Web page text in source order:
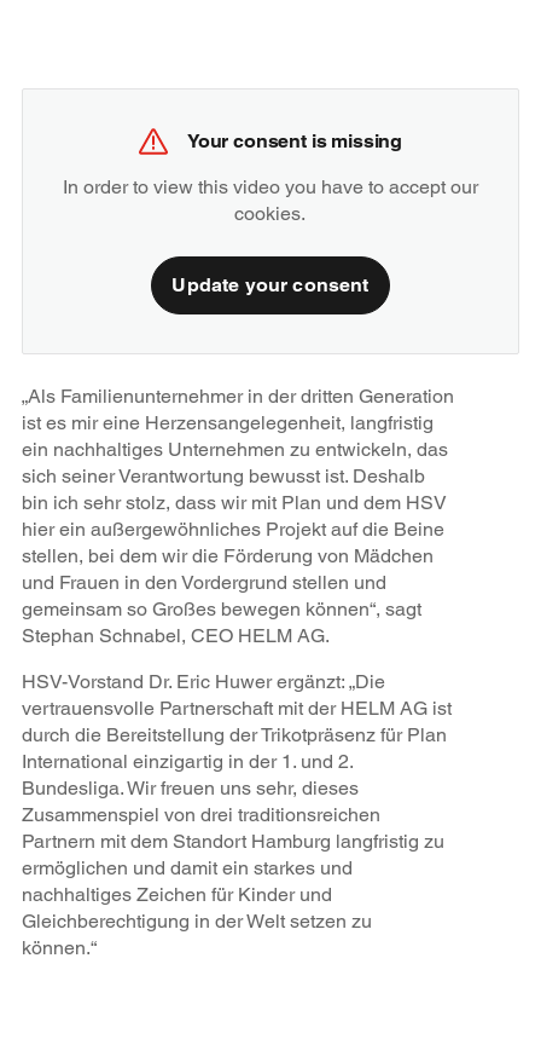
Your consent is missing
In order to view this video you have to accept our
cookies.
Update your consent
„Als Familienunternehmer in der dritten Generation
ist es mir eine Herzensangelegenheit, langfristig
ein nachhaltiges Unternehmen zu entwickeln, das
sich seiner Verantwortung bewusst ist. Deshalb
bin ich sehr stolz, dass wir mit Plan und dem HSV
hier ein außergewöhnliches Projekt auf die Beine
stellen, bei dem wir die Förderung von Mädchen
und Frauen in den Vordergrund stellen und
gemeinsam so Großes bewegen können“, sagt
Stephan Schnabel, CEO HELM AG.
HSV-Vorstand Dr. Eric Huwer ergänzt: „Die
vertrauensvolle Partnerschaft mit der HELM AG ist
durch die Bereitstellung der Trikotpräsenz für Plan
International einzigartig in der 1. und 2.
Bundesliga. Wir freuen uns sehr, dieses
Zusammenspiel von drei traditionsreichen
Partnern mit dem Standort Hamburg langfristig zu
ermöglichen und damit ein starkes und
nachhaltiges Zeichen für Kinder und
Gleichberechtigung in der Welt setzen zu
können.“